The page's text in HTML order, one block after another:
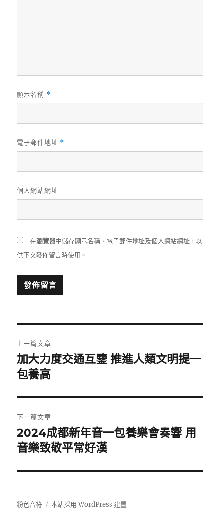
顯示名稱 *
電子郵件地址 *
個人網站網址
在瀏覽器中儲存顯示名稱、電子郵件地址及個人網站網址，以
供下次發佈留言時使用。
章
導
覽
上一篇文章
上
一
文
章:
加大力度交通互鑒 推進人類文明提一
包養高
下一篇文章
下
一
文
2024成都新年音一包養樂會奏響 用
音樂致敬平常好漢
粉色音符 本站採用 WordPress 建置